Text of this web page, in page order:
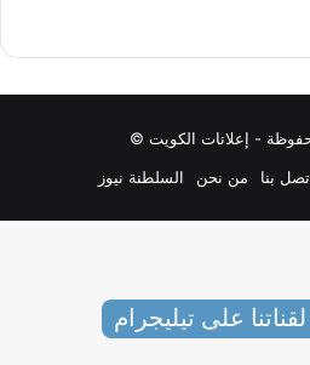
- إعلانات الكويت ©
بنا من نحن السلطنة نيوز
على تيليجرام